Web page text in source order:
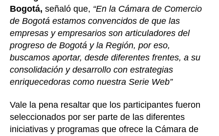
Bogotá, señaló que, “En la Cámara de Comercio
de Bogotá estamos convencidos de que las
empresas y empresarios son articuladores del
progreso de Bogotá y la Región, por eso,
buscamos aportar, desde diferentes frentes, a su
consolidación y desarrollo con estrategias
enriquecedoras como nuestra Serie Web”
Vale la pena resaltar que los participantes fueron
seleccionados por ser parte de las diferentes
iniciativas y programas que ofrece la Cámara de